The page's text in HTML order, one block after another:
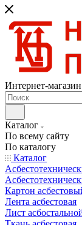
Интернет-магазин
Каталог
По всему сайту
По каталогу
Каталог
Картон
Лента асбестовая
Лист